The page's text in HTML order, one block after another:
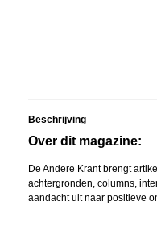
Beschrijving
Over dit magazine:
De Andere Krant brengt
achtergronden, columns,
aandacht uit naar positieve